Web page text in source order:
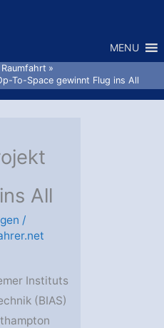
MENU
Raumfahrt
To-Space gewinnt Flug ins All
All
/
Instituts
(BIAS)